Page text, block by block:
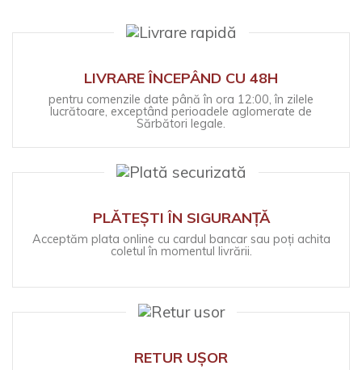
LIVRARE ÎNCEPÂND CU 48H
pentru comenzile date până în ora 12:00, în zilele
lucrătoare, exceptând perioadele aglomerate de
Sărbători legale.
PLĂTEȘTI ÎN SIGURANȚĂ
Acceptăm plata online cu cardul bancar sau poți achita
coletul în momentul livrării.
RETUR UȘOR